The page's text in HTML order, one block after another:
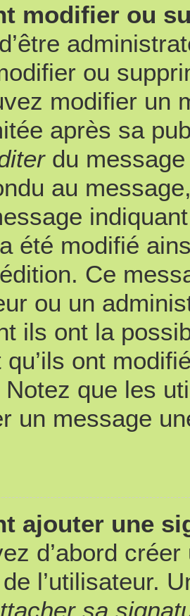
modifier ou
ou
modifier un
après sa
du message
au
été modifié
Ce
ou un
ils ont la
qu’ils ont
que les
un message
ajouter une
d’abord
l’utilisateur.
sa